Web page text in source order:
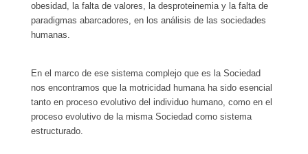
obesidad, la falta de valores, la desproteinemia y la falta de
paradigmas abarcadores, en los análisis de las sociedades
humanas.
En el marco de ese sistema complejo que es la Sociedad
nos encontramos que la motricidad humana ha sido esencial
tanto en proceso evolutivo del individuo humano, como en el
proceso evolutivo de la misma Sociedad como sistema
estructurado.